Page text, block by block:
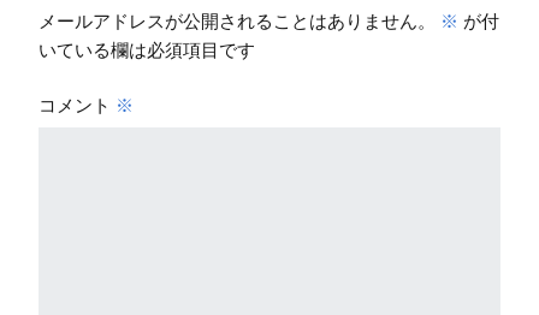
メールアドレスが公開されることはありません。 ※ が付
いている欄は必須項目です
コメント ※